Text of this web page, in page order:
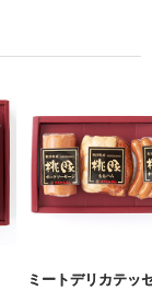
ミートデリカテ